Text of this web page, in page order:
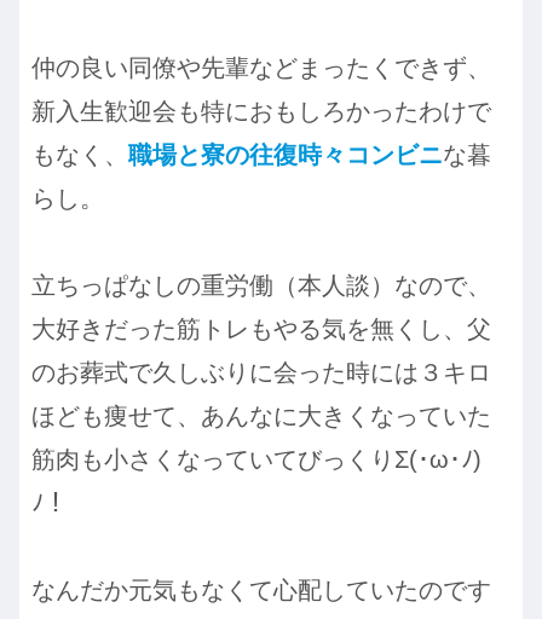
仲の良い同僚や先輩などまったくできず、
新入生歓迎会も特におもしろかったわけで
もなく、 職場と寮の往復時々コンビニな暮
らし。
立ちっぱなしの重労働（本人談）なので、
大好きだった筋トレもやる気を無くし、父
のお葬式で久しぶりに会った時には３キロ
ほども痩せて、あんなに大きくなっていた
筋肉も小さくなっていてびっくりΣ(･ω･ﾉ)
ﾉ！
なんだか元気もなくて心配していたのです